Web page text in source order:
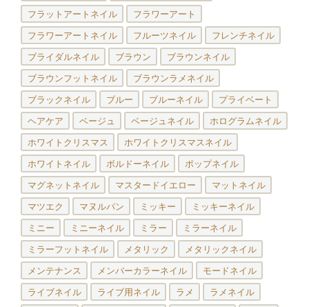
フラットアートネイル フラワーアート
フラワーアートネイル フルーツネイル フレンチネイル
ブライダルネイル ブラウン ブラウンネイル
ブラウンフットネイル ブラウンラメネイル
ブラックネイル ブルー ブルーネイル プライベート
ヘアケア ベージュ ベージュネイル ホログラムネイル
ホワイトクリスマス ホワイトクリスマスネイル
ホワイトネイル ボルドーネイル ポップネイル
マグネットネイル マスタードイエロー マットネイル
マツエク マヌルパン ミッキー ミッキーネイル
ミニー ミニーネイル ミラー ミラーネイル
ミラーフットネイル メタリック メタリックネイル
メンテナンス メンバーカラーネイル モードネイル
ライブネイル ライブ用ネイル ラメ ラメネイル